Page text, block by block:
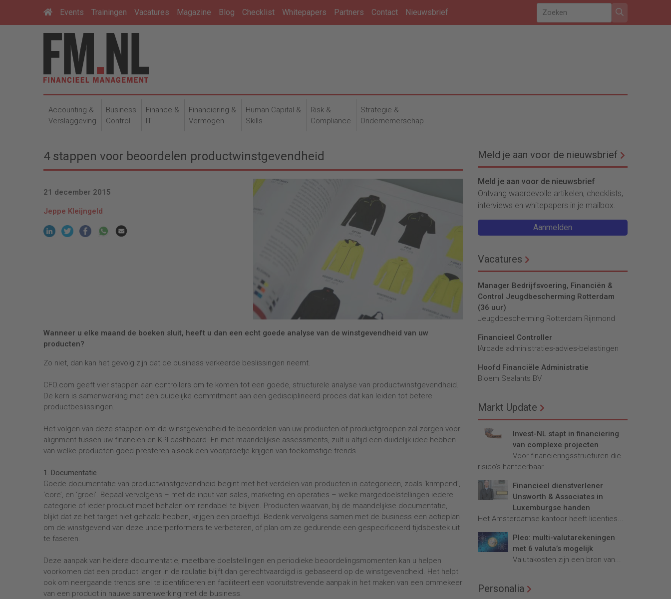
Events Trainingen Vacatures Magazine Blog Checklist Whitepapers Partners Contact Nieuwsbrief
Accounting &
Verslaggeving
Business
Control
Finance &
IT
Financiering &
Vermogen
Human Capital &
Skills
Risk &
Compliance
Strategie &
Ondernemerschap
4 stappen voor beoordelen productwinstgevendheid
21 december 2015
Jeppe Kleijngeld
Wanneer u elke maand de boeken sluit, heeft u dan een echt goede analyse van de winstgevendheid van uw
producten?
Zo niet, dan kan het gevolg zijn dat de business verkeerde beslissingen neemt.
CFO.com geeft vier stappen aan controllers om te komen tot een goede, structurele analyse van productwinstgevendheid.
De kern is samenwerking met een duidelijke commitment aan een gedisciplineerd proces dat kan leiden tot betere
productbeslissingen.
Het volgen van deze stappen om de winstgevendheid te beoordelen van uw producten of productgroepen zal zorgen voor
alignment tussen uw financiën en KPI dashboard. En met maandelijkse assessments, zult u altijd een duidelijk idee hebben
van welke producten goed presteren alsook een voorproefje krijgen van toekomstige trends.
1. Documentatie
Goede documentatie van productwinstgevendheid begint met het verdelen van producten in categorieën, zoals ‘krimpend’,
‘core’, en ‘groei’. Bepaal vervolgens – met de input van sales, marketing en operaties – welke margedoelstellingen iedere
categorie of ieder product moet behalen om rendabel te blijven. Producten waarvan, bij de maandelijkse documentatie,
blijkt dat ze het target niet gehaald hebben, krijgen een proeftijd. Bedenk vervolgens samen met de business een actieplan
om de winstgevend van deze underperformers te verbeteren, of plan om ze gedurende een gespecificeerd tijdsbestek uit
te faseren.
Deze aanpak van heldere documentatie, meetbare doelstellingen en periodieke beoordelingsmomenten kan u helpen
voorkomen dat een product langer in de roulatie blijft dan gerechtvaardigd is gebaseerd op de winstgevendheid. Het helpt
ook om neergaande trends snel te identificeren en faciliteert een vooruitstrevende aanpak in het maken van een ommekeer
van een product in nauwe samenwerking met de business.
Meld je aan voor de nieuwsbrief
Meld je aan voor de nieuwsbrief
Ontvang waardevolle artikelen, checklists,
interviews en whitepapers in je mailbox.
Aanmelden
Vacatures
Manager Bedrijfsvoering, Financiën &
Control Jeugdbescherming Rotterdam
(36 uur)
Jeugdbescherming Rotterdam Rijnmond
Financieel Controller
lArcade administraties-advies-belastingen
Hoofd Financiële Administratie
Bloem Sealants BV
Markt Update
Invest-NL stapt in financiering
van complexe projecten
Voor financieringsstructuren die
risico’s hanteerbaar...
Financieel dienstverlener
Unsworth & Associates in
Luxemburgse handen
Het Amsterdamse kantoor heeft licenties...
Pleo: multi-valutarekeningen
met 6 valuta’s mogelijk
Valutakosten zijn een bron van...
Personalia